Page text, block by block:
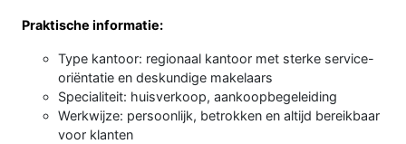
Praktische informatie:
Type kantoor: regionaal kantoor met sterke service-
oriëntatie en deskundige makelaars
Specialiteit: huisverkoop, aankoopbegeleiding
Werkwijze: persoonlijk, betrokken en altijd bereikbaar
voor klanten